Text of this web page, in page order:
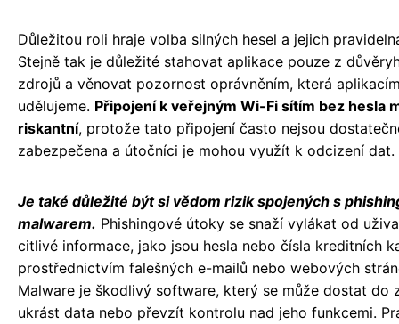
Důležitou roli hraje volba silných hesel a jejich
Stejně tak je důležité stahovat aplikace pouze z
zdrojů a věnovat pozornost oprávněním, která
udělujeme. Připojení k veřejným Wi-Fi sítím bez hesla
riskantní, protože tato připojení často nejsou
zabezpečena a útočníci je mohou využít k odcizení dat.
Je také důležité být si vědom rizik spojených s
malwarem. Phishingové útoky se snaží vylákat od
citlivé informace, jako jsou hesla nebo čísla kreditních
prostřednictvím falešných e-mailů nebo webových
Malware je škodlivý software, který se může dostat do
ukrást data nebo převzít kontrolu nad jeho funkcemi.